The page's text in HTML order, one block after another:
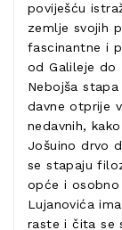
poviješću
zemlje svojih
fascinantne i
od Galileje do
Nebojša
davne otprije
nedavnih,
Jošuino drvo
se stapaju
opće i
Lujanovića
raste i čita se